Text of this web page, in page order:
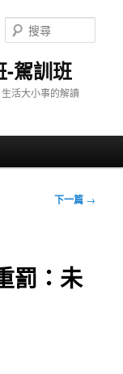
-駕訓班
活大小事的解讀
尋
下一篇 →
罰：未